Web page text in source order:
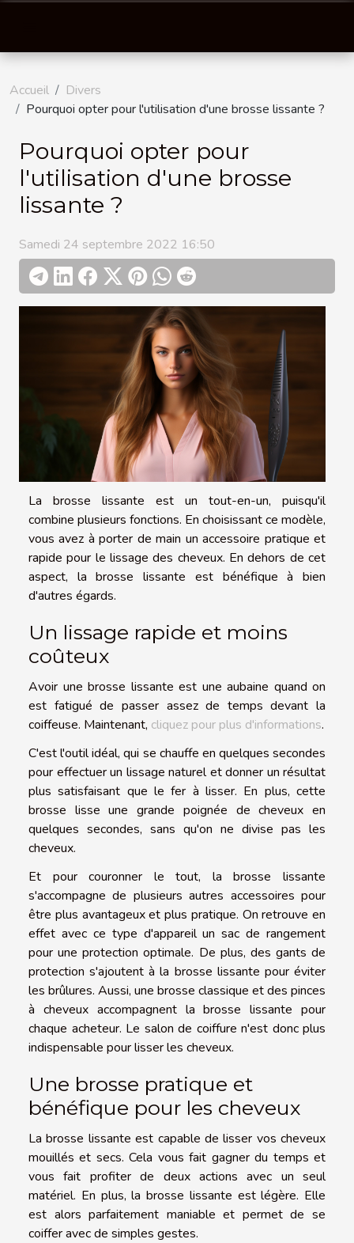
Accueil
Divers
Pourquoi opter pour l'utilisation d'une brosse lissante ?
Pourquoi opter pour
l'utilisation d'une brosse
lissante ?
Samedi 24 septembre 2022 16:50
La brosse lissante est un tout-en-un, puisqu'il
combine plusieurs fonctions. En choisissant ce modèle,
vous avez à porter de main un accessoire pratique et
rapide pour le lissage des cheveux. En dehors de cet
aspect, la brosse lissante est bénéfique à bien
d'autres égards.
Un lissage rapide et moins
coûteux
Avoir une brosse lissante est une aubaine quand on
est fatigué de passer assez de temps devant la
coiffeuse. Maintenant, cliquez pour plus d'informations.
C'est l'outil idéal, qui se chauffe en quelques secondes
pour effectuer un lissage naturel et donner un résultat
plus satisfaisant que le fer à lisser. En plus, cette
brosse lisse une grande poignée de cheveux en
quelques secondes, sans qu'on ne divise pas les
cheveux.
Et pour couronner le tout, la brosse lissante
s'accompagne de plusieurs autres accessoires pour
être plus avantageux et plus pratique. On retrouve en
effet avec ce type d'appareil un sac de rangement
pour une protection optimale. De plus, des gants de
protection s'ajoutent à la brosse lissante pour éviter
les brûlures. Aussi, une brosse classique et des pinces
à cheveux accompagnent la brosse lissante pour
chaque acheteur. Le salon de coiffure n'est donc plus
indispensable pour lisser les cheveux.
Une brosse pratique et
bénéfique pour les cheveux
La brosse lissante est capable de lisser vos cheveux
mouillés et secs. Cela vous fait gagner du temps et
vous fait profiter de deux actions avec un seul
matériel. En plus, la brosse lissante est légère. Elle
est alors parfaitement maniable et permet de se
coiffer avec de simples gestes.